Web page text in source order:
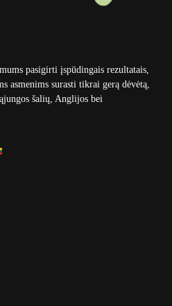
pasigirti įspūdingais rezultatais,
asmenims surasti tikrai gerą dėvėtą,
šalių, Anglijos bei